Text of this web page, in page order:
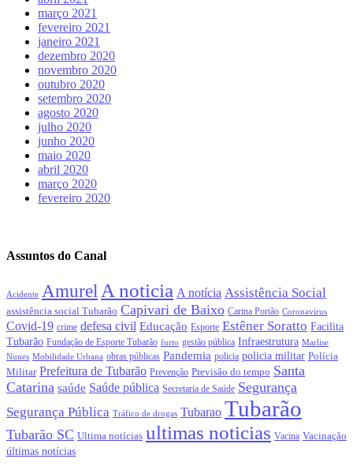
março 2021
fevereiro 2021
janeiro 2021
dezembro 2020
novembro 2020
outubro 2020
setembro 2020
agosto 2020
julho 2020
junho 2020
maio 2020
abril 2020
março 2020
fevereiro 2020
Assuntos do Canal
Acidente Amurel A noticia A notícia Assistência Social
assistência social Tubarão Capivari de Baixo Carina Portão Coronavírus
Covid-19 crime defesa civil Educação Esporte Estêner Soratto Facilita
Tubarão Fundação de Esporte Tubarão furto gestão pública Infraestrutura Marlise
Nunes Mobilidade Urbana obras públicas Pandemia policia policia militar Polícia
Militar Prefeitura de Tubarão Prevenção Previsão do tempo Santa
Catarina saúde Saúde pública Secretaria de Saúde Segurança
Segurança Pública Tráfico de drogas Tubarao Tubarão
Tubarão SC Ultima notícias ultimas noticias Vacina Vacinação
últimas notícias